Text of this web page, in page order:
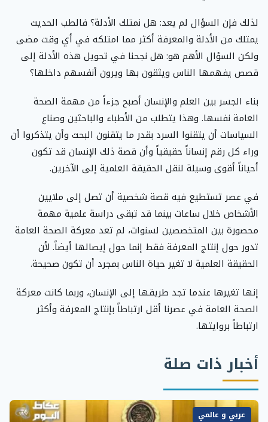
لذلك فإن السؤال لم يعد: هل نمتلك الأدلة؟ فالطب الحديث
يمتلك من الأدلة والمعرفة أكثر مما امتلكه في أي وقت مضى
ولكن السؤال الأهم هو: هل نجحنا في تحويل هذه الأدلة إلى
قصص يفهمها الناس ويثقون بها ويرون أنفسهم داخلها؟
بناء الجسر بين العلم والإنسان أصبح جزءاً من مهمة الصحة
العامة نفسها. وهذا يتطلب من الأطباء والباحثين وصناع
السياسات أن يتقنوا السرد بقدر ما يتقنون البحث وأن يتذكروا أن
وراء كل رقم إنساناً حقيقياً وأن قصة ذلك الإنسان قد تكون
أحياناً أقوى وسيلة لنقل الحقيقة العلمية إلى الآخرين.
في عصر تستطيع فيه قصة شخصية أن تصل إلى ملايين
الأشخاص خلال ساعات بينما قد تبقى دراسة علمية مهمة
محصورة بين المتخصصين لسنوات، لم تعد معركة الصحة العامة
تدور حول إنتاج المعرفة فقط إنما حول إيصالها أيضاً. لأن
الحقيقة العلمية لا تغير حياة الناس بمجرد أن تكون صحيحة.
إنها تغيرها عندما تجد طريقها إلى الإنسان، وربما كانت معركة
الصحة العامة في عصرنا أقل ارتباطاً بإنتاج المعرفة وأكثر
ارتباطاً بروايتها.
أخبار ذات صلة
عربي و عالمي